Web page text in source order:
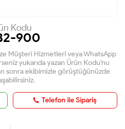
Kodu
900
Müşteri Hizmetleri veya WhatsApp
yukarıda yazan Ürün Kodu'nu
sonra ekibimizle görüştüğünüzde
Telefon ile Sipariş